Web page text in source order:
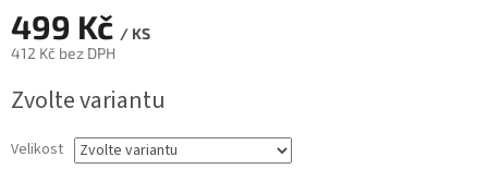
499 Kč / KS
412 Kč bez DPH
cena:
Zvolte variantu
Velikost